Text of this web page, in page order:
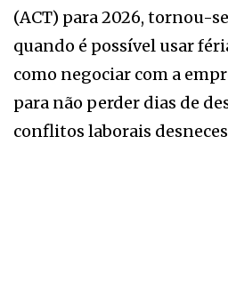
(ACT) para 2026, tornou-
quando é possível usar
como negociar com a
para não perder dias de
conflitos laborais